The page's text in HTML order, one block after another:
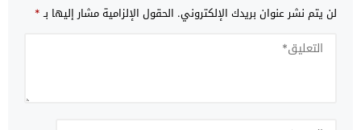
لن يتم نشر عنوان بريدك الإلكتروني. الحقول الإلزامية مشار إليها بـ*